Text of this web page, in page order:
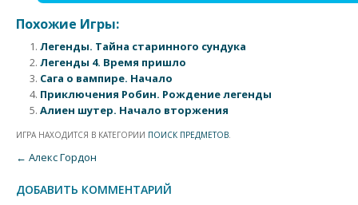
Похожие Игры:
Легенды. Тайна старинного сундука
Легенды 4. Время пришло
Сага о вампире. Начало
Приключения Робин. Рождение легенды
Алиен шутер. Начало вторжения
ИГРА НАХОДИТСЯ В КАТЕГОРИИ ПОИСК ПРЕДМЕТОВ.
Post navigation
← Алекс Гордон
ДОБАВИТЬ КОММЕНТАРИЙ